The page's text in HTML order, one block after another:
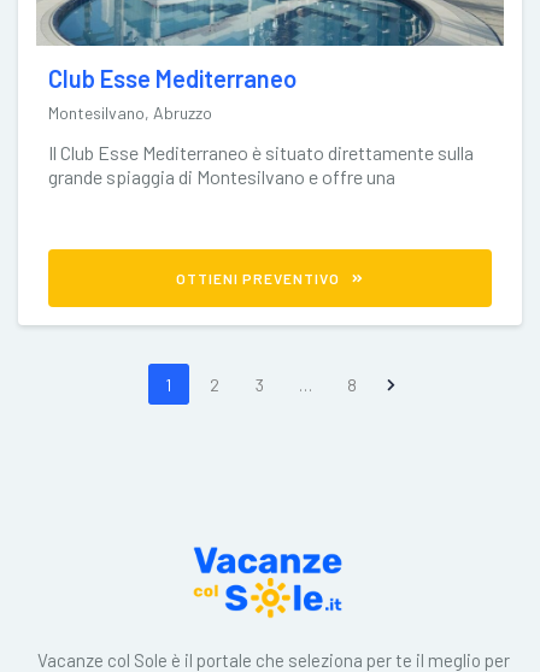
Club Esse Mediterraneo
Montesilvano, Abruzzo
Il Club Esse Mediterraneo è situato direttamente sulla
grande spiaggia di Montesilvano e offre una
OTTIENI PREVENTIVO
1 2 3 … 8
Vacanze col Sole è il portale che seleziona per te il meglio per